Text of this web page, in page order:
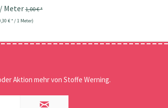
/ Meter1,00 € *
€ * / 1 Meter)
Aktion mehr von Stoffe Werning.